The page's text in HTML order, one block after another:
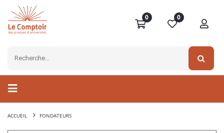
0 0
ACCUEIL FONDATEURS